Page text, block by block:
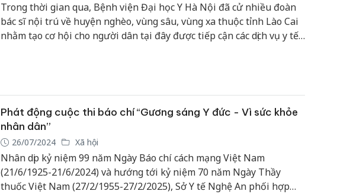
Trong thời gian qua, Bệnh viện Đại học Y Hà Nội đã cử nhiều đoàn
bác sĩ nội trú về huyện nghèo, vùng sâu, vùng xa thuộc tỉnh Lào Cai
nhằm tạo cơ hội cho người dân tại đây được tiếp cận các dịch vụ y tế
Phát động cuộc thi báo chí “Gương sáng Y đức - Vì sức khỏe
nhân dân”
26/07/2024 Xã hội
Nhân dịp kỷ niệm 99 năm Ngày Báo chí cách mạng Việt Nam
(21/6/1925-21/6/2024) và hướng tới kỷ niệm 70 năm Ngày Thầy
thuốc Việt Nam (27/2/1955-27/2/2025), Sở Y tế Nghệ An phối hợp